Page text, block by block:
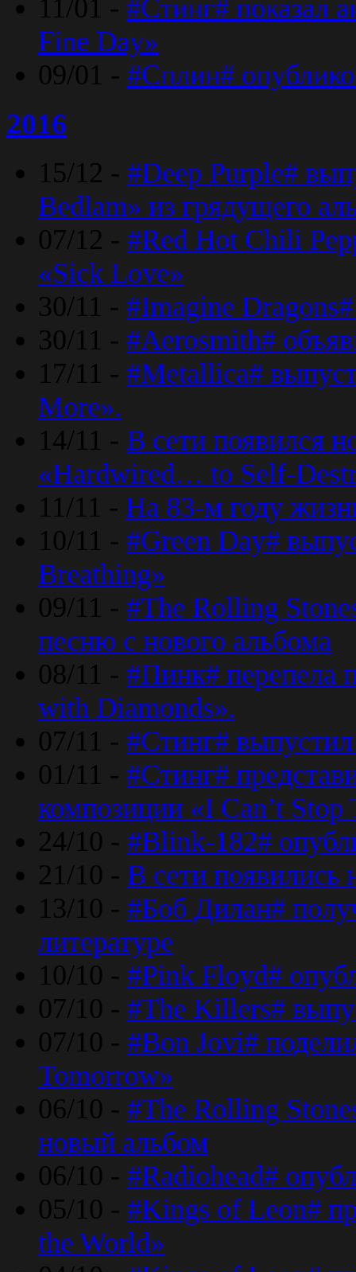
11/01 - #Стинг# показал
Fine Day»
09/01 - #Сплин#
2016
15/12 - #Deep Purple#
Bedlam» из грядущего
07/12 - #Red Hot Chili
«Sick Love»
30/11 - #Imagine
30/11 - #Aerosmith#
17/11 - #Metallica#
More».
14/11 - В сети появился
«Hardwired… to Self-
11/11 - На 83-м году
10/11 - #Green Day#
Breathing»
09/11 - #The Rolling
песню с нового альбома
08/11 - #Пинк# перепела
with Diamonds».
07/11 - #Стинг#
01/11 - #Стинг#
композиции «I Can’t
24/10 - #Blink-182#
21/10 - В сети появились
13/10 - #Боб Дилан#
литературе
10/10 - #Pink Floyd#
07/10 - #The Killers#
07/10 - #Bon Jovi#
Tomorrow»
06/10 - #The Rolling
новый альбом
06/10 - #Radiohead#
05/10 - #Kings of Leon#
the World»